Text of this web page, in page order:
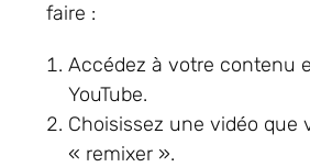
faire :
Accédez à votre contenu
YouTube.
Choisissez une vidéo que
« remixer ».